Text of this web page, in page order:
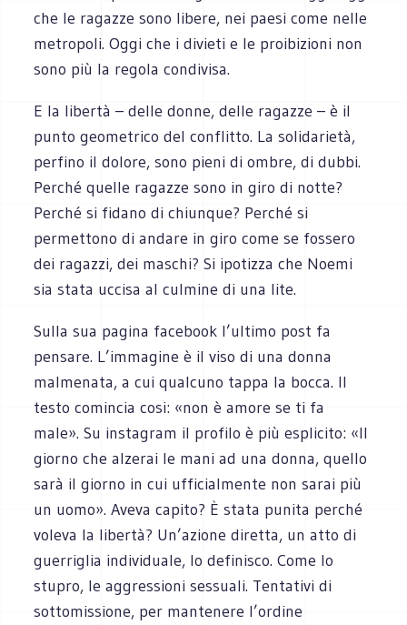
che le ragazze sono libere, nei paesi come nelle
metropoli. Oggi che i divieti e le proibizioni non
sono più la regola condivisa.
E la libertà – delle donne, delle ragazze – è il
punto geometrico del conflitto. La solidarietà,
perfino il dolore, sono pieni di ombre, di dubbi.
Perché quelle ragazze sono in giro di notte?
Perché si fidano di chiunque? Perché si
permettono di andare in giro come se fossero
dei ragazzi, dei maschi? Si ipotizza che Noemi
sia stata uccisa al culmine di una lite.
Sulla sua pagina facebook l’ultimo post fa
pensare. L’immagine è il viso di una donna
malmenata, a cui qualcuno tappa la bocca. Il
testo comincia cosi: «non è amore se ti fa
male». Su instagram il profilo è più esplicito: «Il
giorno che alzerai le mani ad una donna, quello
sarà il giorno in cui ufficialmente non sarai più
un uomo». Aveva capito? È stata punita perché
voleva la libertà? Un’azione diretta, un atto di
guerriglia individuale, lo definisco. Come lo
stupro, le aggressioni sessuali. Tentativi di
sottomissione, per mantenere l’ordine